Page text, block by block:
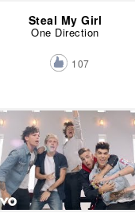
Steal My Girl
One Direction
107